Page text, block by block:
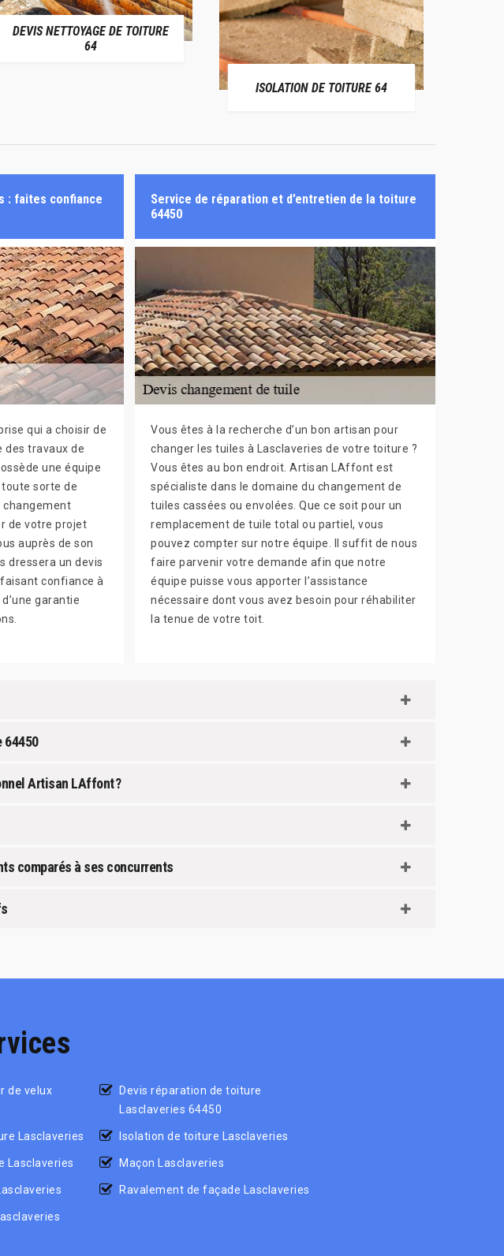
DEVIS NETTOYAGE DE TOITURE
64
ISOLATION DE TOITURE 64
: faites confiance
qui a choisir de
des travaux de
une équipe
sorte de
changement
de votre projet
auprès de son
dressera un devis
confiance à
garantie
Service de réparation et d’entretien de la toiture
64450
Vous êtes à la recherche d’un bon artisan pour
changer les tuiles à Lasclaveries de votre toiture ?
Vous êtes au bon endroit. Artisan LAffont est
spécialiste dans le domaine du changement de
tuiles cassées ou envolées. Que ce soit pour un
remplacement de tuile total ou partiel, vous
pouvez compter sur notre équipe. Il suffit de nous
faire parvenir votre demande afin que notre
équipe puisse vous apporter l’assistance
nécessaire dont vous avez besoin pour réhabiliter
la tenue de votre toit.
64450
Artisan LAffont ?
comparés à ses concurrents
de velux
Lasclaveries
Lasclaveries
Devis réparation de toiture
Lasclaveries 64450
Isolation de toiture Lasclaveries
Maçon Lasclaveries
Ravalement de façade Lasclaveries